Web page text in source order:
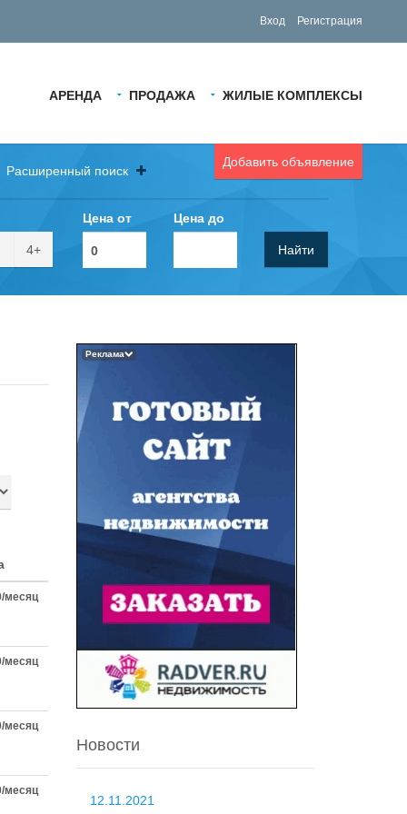
Вход Регистрация
АРЕНДА ПРОДАЖА ЖИЛЫЕ КОМПЛЕКСЫ
Добавить объявление
Расширенный поиск
4+
Цена от Цена до
Найти
месяц
месяц
месяц
месяц
Реклама
Новости
12.11.2021